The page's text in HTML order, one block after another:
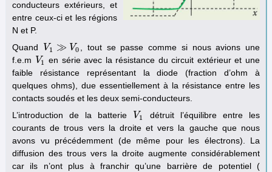
conducteurs extérieurs, et
entre ceux-ci et les régions
N et P.
Quand
V1 ≫ V0
V1 ≫V 0
, tout se passe comme si nous avions une
f.e.m V1
V1 en série avec la résistance du circuit extérieur et une
faible résistance représentant la diode (fraction d’ohm à
quelques ohms), due essentiellement à la résistance entre les
contacts soudés et les deux semi-conducteurs.
L’introduction de la batterie
V1
V1
détruit l’équilibre entre les
courants de trous vers la droite et vers la gauche que nous
avons vu précédemment (de même pour les électrons). La
diffusion des trous vers la droite augmente considérablement
car ils n’ont plus à franchir qu’une barrière de potentiel (